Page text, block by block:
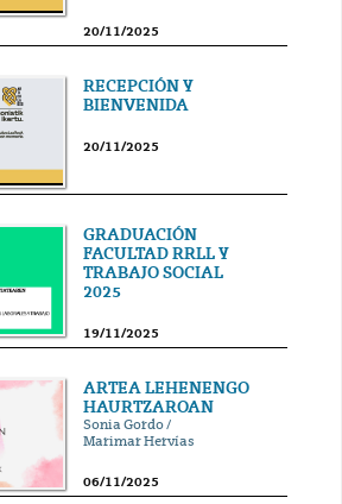
20/11/2025
RECEPCIÓN Y
BIENVENIDA
20/11/2025
GRADUACIÓN
FACULTAD RRLL Y
TRABAJO SOCIAL
2025
19/11/2025
ARTEA LEHENENGO
HAURTZAROAN
Sonia Gordo /
Marimar Hervías
06/11/2025